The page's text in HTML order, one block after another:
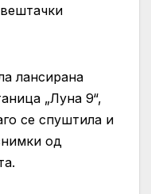
лансирана
„Луна 9“,
се спуштила и
од